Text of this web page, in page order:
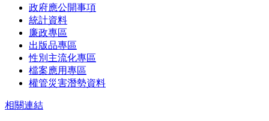
政府應公開事項
統計資料
廉政專區
出版品專區
性別主流化專區
檔案應用專區
權管災害潛勢資料
相關連結